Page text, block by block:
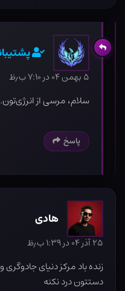
۵ بهمن ۰۴ در ۷:۱۰ ب٫ظ
سلام، مرسی از انرژی‌تون.
پاسخ
هادی
۲۵ آذر ۰۴ در ۱:۳۹ ب٫ظ
زنده باد مرکز دنیای جادوگری
دستتون درد نکنه